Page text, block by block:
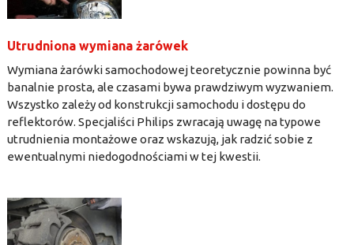
Utrudniona wymiana żarówek
Wymiana żarówki samochodowej teoretycznie powinna być
banalnie prosta, ale czasami bywa prawdziwym wyzwaniem.
Wszystko zależy od konstrukcji samochodu i dostępu do
reflektorów. Specjaliści Philips zwracają uwagę na typowe
utrudnienia montażowe oraz wskazują, jak radzić sobie z
ewentualnymi niedogodnościami w tej kwestii.